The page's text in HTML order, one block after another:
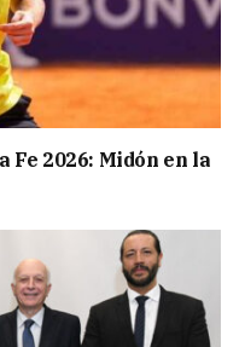
Fe 2026: Midón en la